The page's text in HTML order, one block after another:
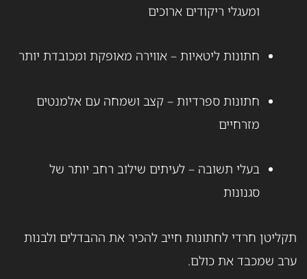
ומעגלי ריקודים ארוכים
חתונות ליטאיות – אווירה מאופקת ומכובדת יותר
חתונות ספרדיות – קצב ושמחה עם אלמנטים
מזרחיים
בעלי תשובה – לעיתים שילוב רחב יותר של
סגנונות
תקליטן חרדי לחתונות חייב להכיר את ההבדלים ולבנות
ערב שמכבד את כולם.